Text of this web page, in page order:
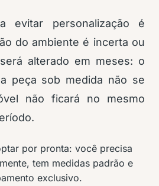
evitar personalização é
do ambiente é incerta ou
alterado em meses: o
peça sob medida não se
não ficará no mesmo
por pronta: você precisa
tem medidas padrão e
exclusivo.